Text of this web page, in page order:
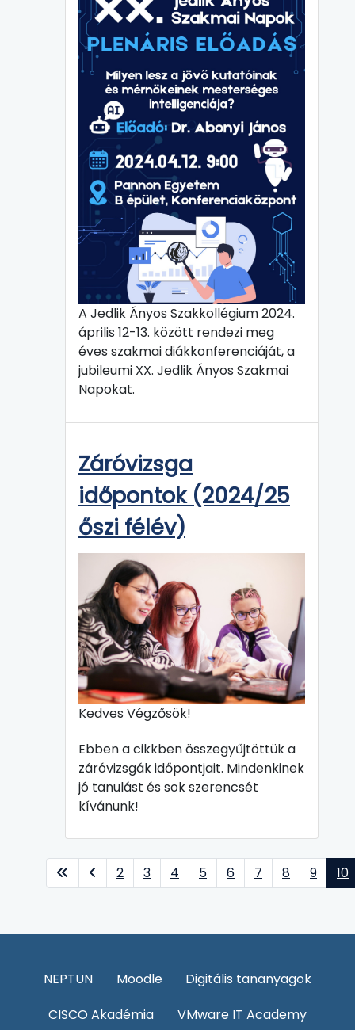
A Jedlik Ányos Szakkollégium 2024.
április 12-13. között rendezi meg
éves szakmai diákkonferenciáját, a
jubileumi XX. Jedlik Ányos Szakmai
Napokat.
Záróvizsga
időpontok (2024/25
őszi félév)
Kedves Végzősök!
Ebben a cikkben összegyűjtöttük a
záróvizsgák időpontjait. Mindenkinek
jó tanulást és sok szerencsét
kívánunk!
10. oldal / 11
2 3 4 5 6 7 8 9 10
NEPTUN Moodle
Digitális tananyagok
CISCO Akadémia
VMware IT Academy